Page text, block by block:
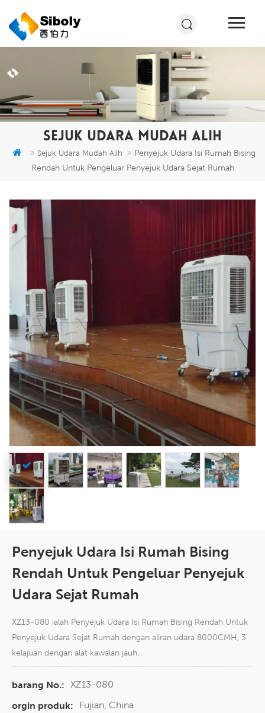
SEJUK UDARA MUDAH ALIH
Sejuk Udara Mudah Alih
Penyejuk Udara Isi Rumah Bising
Rendah Untuk Pengeluar Penyejuk Udara Sejat Rumah
Penyejuk Udara Isi Rumah Bising
Rendah Untuk Pengeluar Penyejuk
Udara Sejat Rumah
XZ13-080 ialah Penyejuk Udara Isi Rumah Bising Rendah Untuk
Penyejuk Udara Sejat Rumah dengan aliran udara 8000CMH, 3
kelajuan dengan alat kawalan jauh.
barang No.: XZ13-080
orgin produk:
Fujian, China